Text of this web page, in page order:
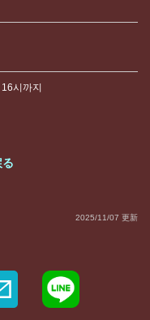
시까지
2025/11/07 更新
タと世界のビール ア